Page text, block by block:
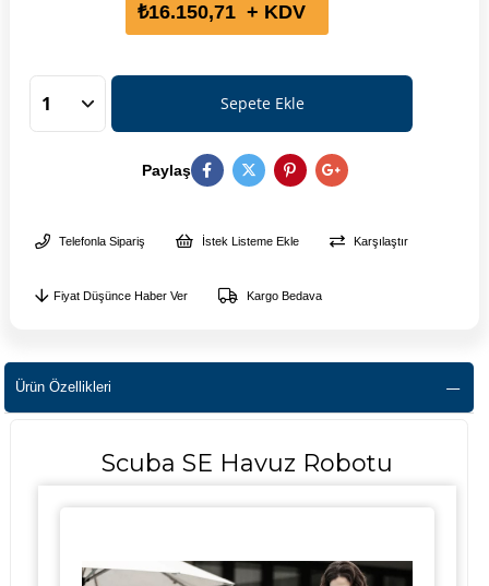
₺16.150,71 + KDV
Paylaş
Telefonla Sipariş İstek Listeme Ekle Karşılaştır
Fiyat Düşünce Haber Ver Kargo Bedava
Ürün Özellikleri
Scuba SE Havuz Robotu